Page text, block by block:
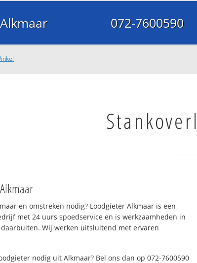
072-7600590
en omstreken nodig? Loodgieter Alkmaar is een
met 24 uurs spoedservice en is werkzaamheden in
Wij werken uitsluitend met ervaren
nodig uit Alkmaar? Bel ons dan op 072-7600590